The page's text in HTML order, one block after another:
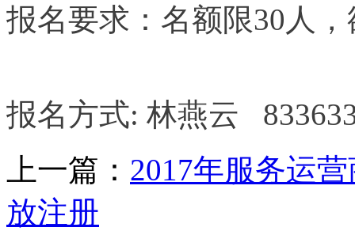
报名要求：名额限30人
报名方式: 林燕云
上一篇： 2017年服务运
放注册